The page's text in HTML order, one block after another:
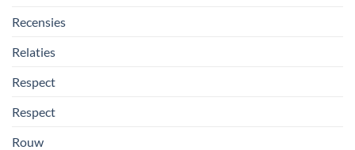
Recensies
Relaties
Respect
Respect
Rouw